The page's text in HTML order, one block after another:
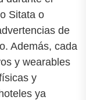
Sitata o
de
Además, cada
y wearables
y
ya